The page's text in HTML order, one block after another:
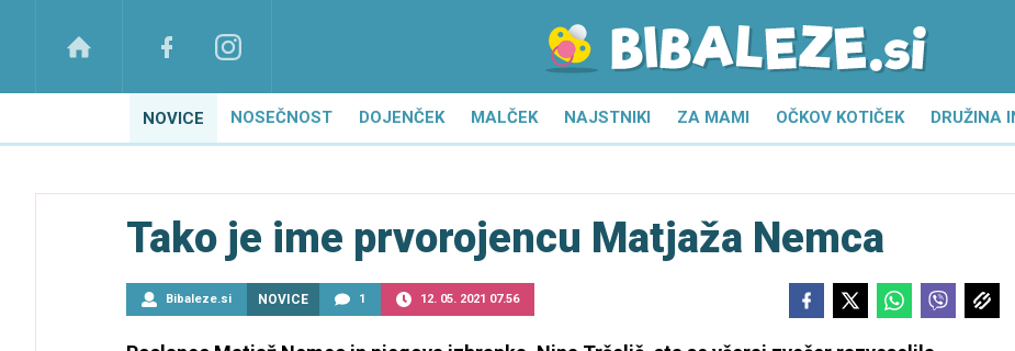
NOVICE NOSEČNOST DOJENČEK MALČEK NAJSTNIKI ZA MAMI OČKOV KOTIČEK DRUŽINA
Tako je ime prvorojencu Matjaža Nemca
Bibaleze.si NOVICE 1 12. 05. 2021 07.56